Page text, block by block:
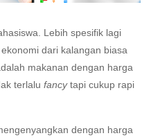
Lebih spesifik lagi
dari kalangan biasa
makanan dengan harga
terlalu fancytapi cukup rapi
dengan harga